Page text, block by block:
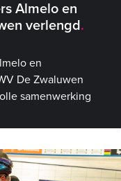
Almelo en
verlengd
en
De Zwaluwen
samenwerking